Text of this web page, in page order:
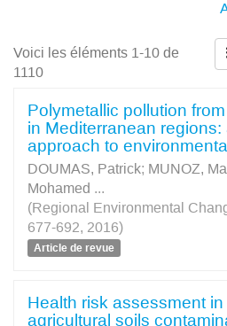
Voici les éléments 1-10 de
1110
Polymetallic pollution
in Mediterranean
approach to
DOUMAS, Patrick; MUNOZ,
Mohamed ...
(Regional Environmental
677-692, 2016)
Article de revue
Health risk assessment
agricultural soils